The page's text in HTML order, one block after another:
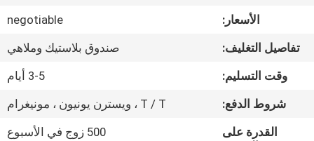
الجودة
اتصل
الأسعار:
negotiable
تفاصيل التغليف:
صندوق بلاستيك وملاهي
وقت التسليم:
3-5 أيام
شروط الدفع:
T / T ، ويسترن يونيون ، مونيغرام
القدرة على
500 زوج في الأسبوع